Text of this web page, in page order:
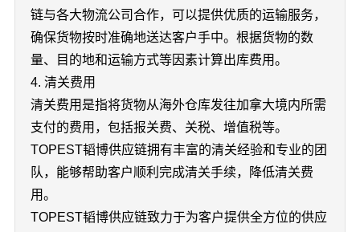
链与各大物流公司合作，可以提供优质的运输服务，
确保货物按时准确地送达客户手中。根据货物的数
量、目的地和运输方式等因素计算出库费用。
4. 清关费用
清关费用是指将货物从海外仓库发往加拿大境内所需
支付的费用，包括报关费、关税、增值税等。
TOPEST韬博供应链拥有丰富的清关经验和专业的团
队，能够帮助客户顺利完成清关手续，降低清关费
用。
TOPEST韬博供应链致力于为客户提供全方位的供应